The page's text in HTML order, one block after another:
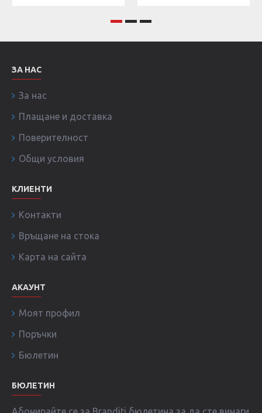
ЗА НАС
За нас
Плащане и доставка
Поверителност
Общи условия
КЛИЕНТИ
Контакти
Връщане на стока
Карта на сайта
АКАУНТ
Моят профил
Поръчки
Бюлетин
БЮЛЕТИН